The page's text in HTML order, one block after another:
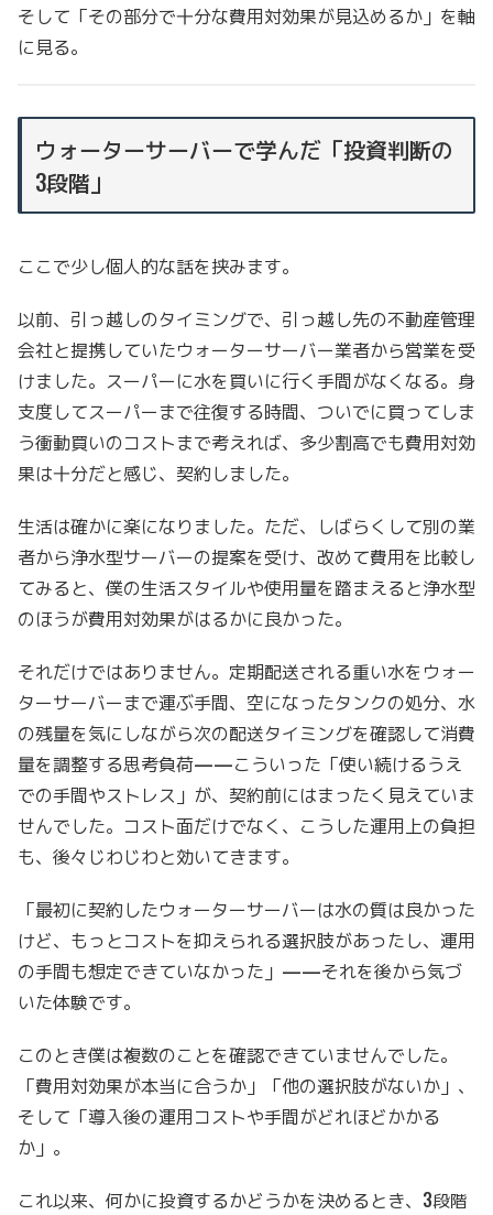
そして「その部分で十分な費用対効果が見込めるか」を軸
に見る。
ウォーターサーバーで学んだ「投資判断の
3段階」
ここで少し個人的な話を挟みます。
以前、引っ越しのタイミングで、引っ越し先の不動産管理
会社と提携していたウォーターサーバー業者から営業を受
けました。スーパーに水を買いに行く手間がなくなる。身
支度してスーパーまで往復する時間、ついでに買ってしま
う衝動買いのコストまで考えれば、多少割高でも費用対効
果は十分だと感じ、契約しました。
生活は確かに楽になりました。ただ、しばらくして別の業
者から浄水型サーバーの提案を受け、改めて費用を比較し
てみると、僕の生活スタイルや使用量を踏まえると浄水型
のほうが費用対効果がはるかに良かった。
それだけではありません。定期配送される重い水をウォー
ターサーバーまで運ぶ手間、空になったタンクの処分、水
の残量を気にしながら次の配送タイミングを確認して消費
量を調整する思考負荷——こういった「使い続けるうえ
での手間やストレス」が、契約前にはまったく見えていま
せんでした。コスト面だけでなく、こうした運用上の負担
も、後々じわじわと効いてきます。
「最初に契約したウォーターサーバーは水の質は良かった
けど、もっとコストを抑えられる選択肢があったし、運用
の手間も想定できていなかった」——それを後から気づ
いた体験です。
このとき僕は複数のことを確認できていませんでした。
「費用対効果が本当に合うか」「他の選択肢がないか」、
そして「導入後の運用コストや手間がどれほどかかる
か」。
これ以来、何かに投資するかどうかを決めるとき、3段階